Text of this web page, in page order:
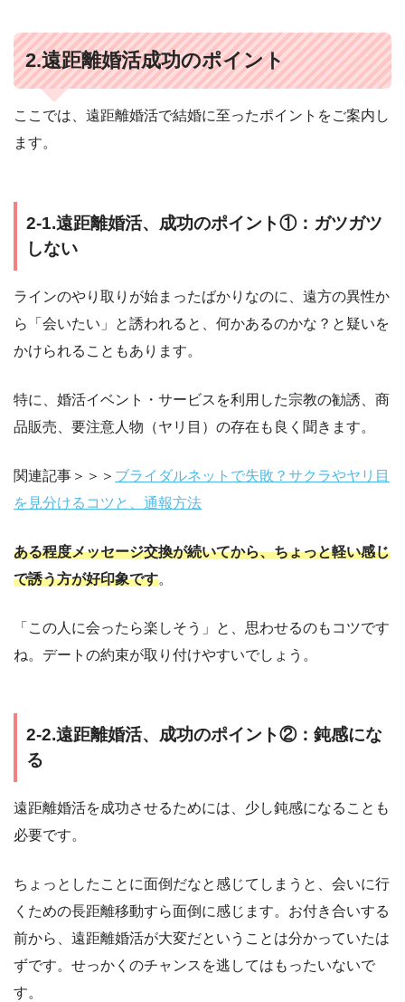
2.遠距離婚活成功のポイント
ここでは、遠距離婚活で結婚に至ったポイントをご案内し
ます。
2-1.遠距離婚活、成功のポイント①：ガツガツ
しない
ラインのやり取りが始まったばかりなのに、遠方の異性か
ら「会いたい」と誘われると、何かあるのかな？と疑いを
かけられることもあります。
特に、婚活イベント・サービスを利用した宗教の勧誘、商
品販売、要注意人物（ヤリ目）の存在も良く聞きます。
関連記事＞＞＞ ブライダルネットで失敗？サクラやヤリ目
を見分けるコツと、通報方法
ある程度メッセージ交換が続いてから、ちょっと軽い感じ
で誘う方が好印象です。
「この人に会ったら楽しそう」と、思わせるのもコツです
ね。デートの約束が取り付けやすいでしょう。
2-2.遠距離婚活、成功のポイント②：鈍感にな
る
遠距離婚活を成功させるためには、少し鈍感になることも
必要です。
ちょっとしたことに面倒だなと感じてしまうと、会いに行
くための長距離移動すら面倒に感じます。お付き合いする
前から、遠距離婚活が大変だということは分かっていたは
ずです。せっかくのチャンスを逃してはもったいないで
す。